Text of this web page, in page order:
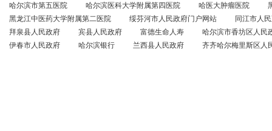
哈尔滨市第五医院
哈尔滨医科大学附属第四医院 哈医大肿瘤医院
黑龙江中医药大学附属第二医院
绥芬河市人民政府门户网站
同江市人
拜泉县人民政府
宾县人民政府 富德生命人寿
哈尔滨市香坊区人民
伊春市人民政府
哈尔滨银行 兰西县人民政府 齐齐哈尔梅里斯区人